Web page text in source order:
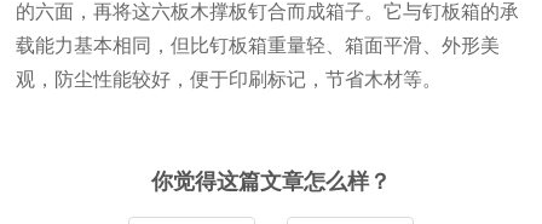
的六面，再将这六板木撑板钉合而成箱子。它与钉板箱的承
载能力基本相同，但比钉板箱重量轻、箱面平滑、外形美
观，防尘性能较好，便于印刷标记，节省木材等。
你觉得这篇文章怎么样？